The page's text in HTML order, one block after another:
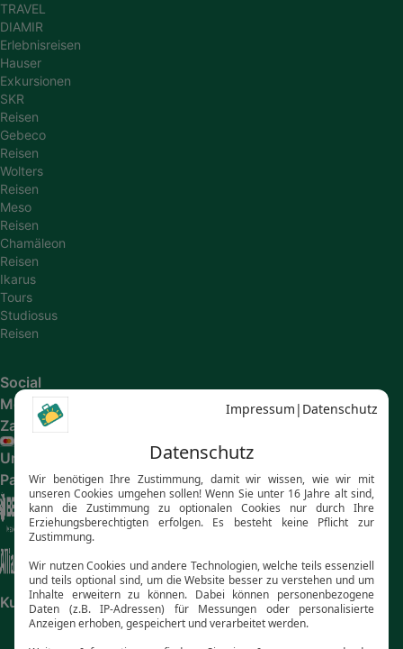
TRAVEL
DIAMIR
Erlebnisreisen
Hauser
Exkursionen
SKR
Reisen
Gebeco
Reisen
Wolters
Reisen
Meso
Reisen
Chamäleon
Reisen
Ikarus
Tours
Studiosus
Reisen
Social
Media
Zahlungsarten
Unsere
Partner
Kundenbewertungen